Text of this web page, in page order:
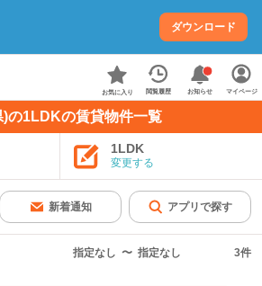
ダウンロード
お気に入り 閲覧履歴 お知らせ マイページ
の1LDKの賃貸物件一覧
1LDK
変更する
新着通知 アプリで探す
指定なし 〜 指定なし 3件